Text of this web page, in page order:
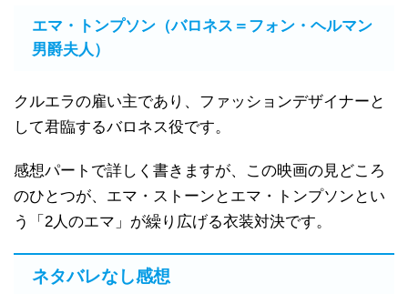
エマ・トンプソン（バロネス＝フォン・ヘルマン
男爵夫人）
クルエラの雇い主であり、ファッションデザイナーと
して君臨するバロネス役です。
感想パートで詳しく書きますが、この映画の見どころ
のひとつが、エマ・ストーンとエマ・トンプソンとい
う「2人のエマ」が繰り広げる衣装対決です。
ネタバレなし感想